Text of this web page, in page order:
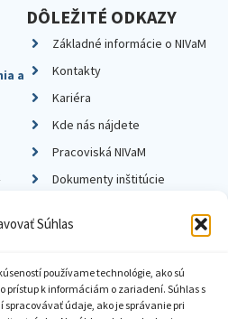
Súhlas
používame technológie, ako sú
prístup k informáciám o zariadení. Súhlas s
údaje, ako je správanie pri
a
DÔLEŽITÉ ODKAZY
Základné informácie o NIVaM
Kontakty
Kariéra
Kde nás nájdete
Pracoviská NIVaM
Dokumenty inštitúcie